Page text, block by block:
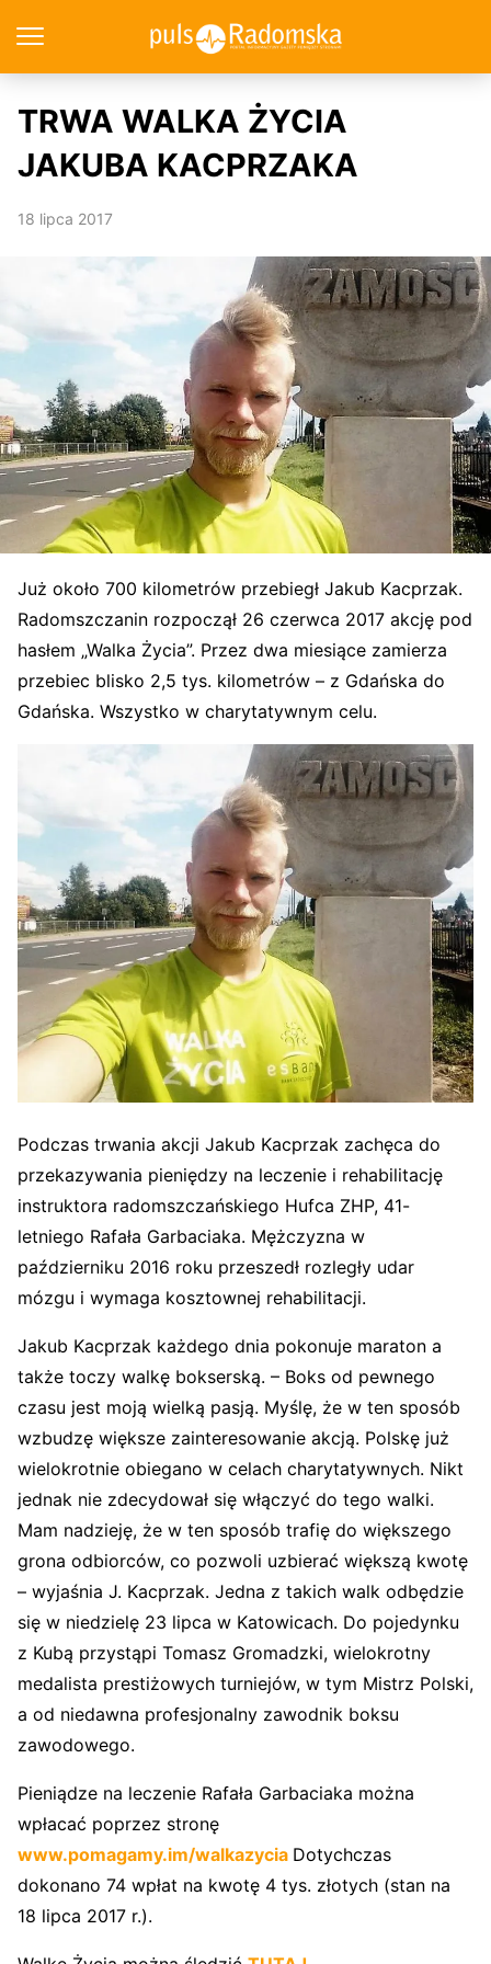
TRWA WALKA ŻYCIA
JAKUBA KACPRZAKA
18 lipca 2017
Już około 700 kilometrów przebiegł Jakub Kacprzak.
Radomszczanin rozpoczął 26 czerwca 2017 akcję pod
hasłem „Walka Życia”. Przez dwa miesiące zamierza
przebiec blisko 2,5 tys. kilometrów – z Gdańska do
Gdańska. Wszystko w charytatywnym celu.
Podczas trwania akcji Jakub Kacprzak zachęca do
przekazywania pieniędzy na leczenie i rehabilitację
instruktora radomszczańskiego Hufca ZHP, 41-
letniego Rafała Garbaciaka. Mężczyzna w
październiku 2016 roku przeszedł rozległy udar
mózgu i wymaga kosztownej rehabilitacji.
Jakub Kacprzak każdego dnia pokonuje maraton a
także toczy walkę bokserską. – Boks od pewnego
czasu jest moją wielką pasją. Myślę, że w ten sposób
wzbudzę większe zainteresowanie akcją. Polskę już
wielokrotnie obiegano w celach charytatywnych. Nikt
jednak nie zdecydował się włączyć do tego walki.
Mam nadzieję, że w ten sposób trafię do większego
grona odbiorców, co pozwoli uzbierać większą kwotę
– wyjaśnia J. Kacprzak. Jedna z takich walk odbędzie
się w niedzielę 23 lipca w Katowicach. Do pojedynku
z Kubą przystąpi Tomasz Gromadzki, wielokrotny
medalista prestiżowych turniejów, w tym Mistrz Polski,
a od niedawna profesjonalny zawodnik boksu
zawodowego.
Pieniądze na leczenie Rafała Garbaciaka można
wpłacać poprzez stronę
www.pomagamy.im/walkazycia Dotychczas
dokonano 74 wpłat na kwotę 4 tys. złotych (stan na
18 lipca 2017 r.).